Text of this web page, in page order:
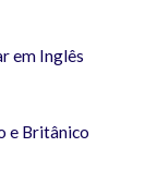
em Inglês
e Britânico